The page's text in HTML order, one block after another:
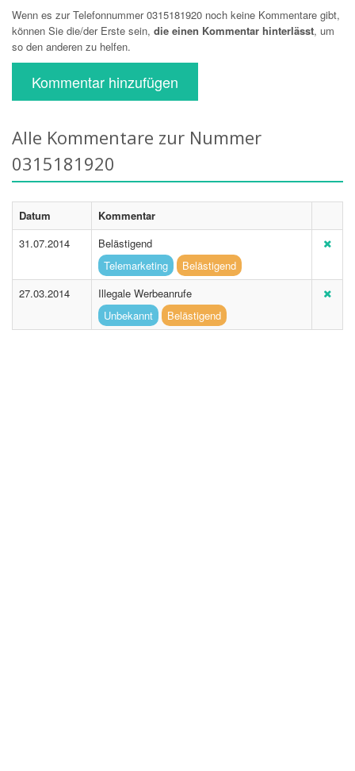
Wenn es zur Telefonnummer 0315181920 noch keine Kommentare gibt,
können Sie die/der Erste sein, die einen Kommentar hinterlässt, um
so den anderen zu helfen.
Kommentar hinzufügen
Alle Kommentare zur Nummer
0315181920
Datum
Kommentar
31.07.2014
Belästigend
Telemarketing
Belästigend
27.03.2014
Illegale Werbeanrufe
Unbekannt
Belästigend